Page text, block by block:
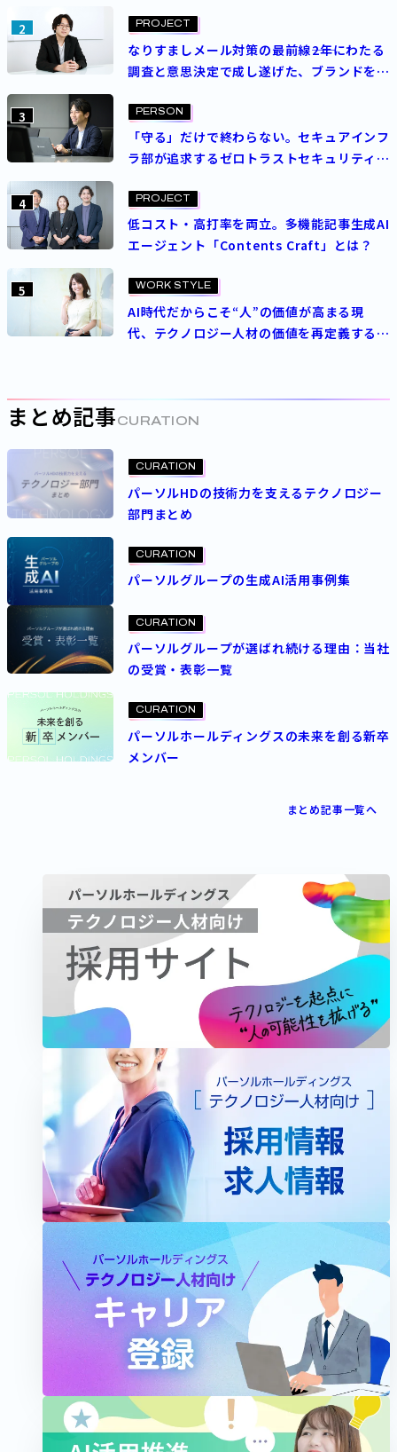
2 PROJECT
なりすましメール対策の最前線――2年にわたる
調査と意思決定で成し遂げた、ブランドを守
3 PERSON
「守る」だけで終わらない。セキュアインフ
ラ部が追求するゼロトラストセキュリティの
4 PROJECT
低コスト・高打率を両立。多機能記事生成AI
エージェント「Contents Craft」とは？
5 WORK STYLE
AI時代だからこそ“人”の価値が高まる現
代、テクノロジー人材の価値を再定義する
まとめ記事 CURATION
CURATION
パーソルHDの技術力を支えるテクノロジー
部門まとめ
CURATION
パーソルグループの生成AI活用事例集
CURATION
パーソルグループが選ばれ続ける理由：当社
の受賞・表彰一覧
CURATION
パーソルホールディングスの未来を創る新卒
メンバー
まとめ記事一覧へ